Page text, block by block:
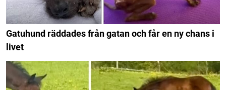
Gatuhund räddades från gatan och får en ny chans i
livet